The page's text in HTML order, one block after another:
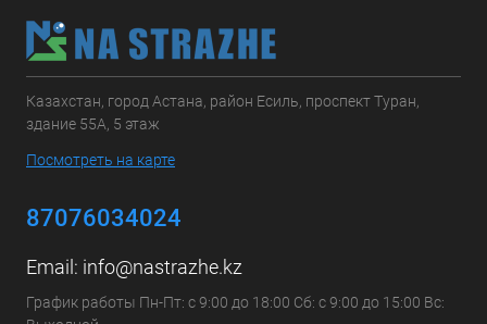
Казахстан, город Астана, район Есиль, проспект Туран,
здание 55А, 5 этаж
Посмотреть на карте
87076034024
Email: info@nastrazhe.kz
График работы Пн-Пт: с 9:00 до 18:00 Сб: с 9:00 до 15:00 Вс: